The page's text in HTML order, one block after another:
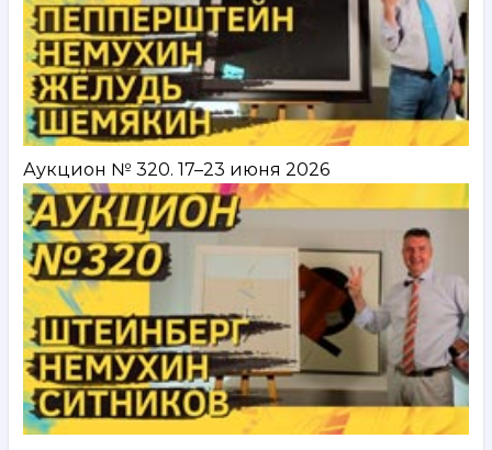
Аукцион № 320. 17–23 июня 2026